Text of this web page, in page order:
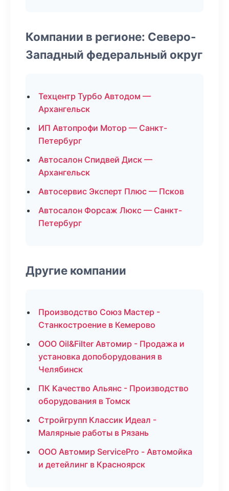
Компании в регионе: Северо-
Западный федеральный округ
Техцентр Турбо Автодом —
Архангельск
ИП Автопрофи Мотор — Санкт-
Петербург
Автосалон Спидвей Диск —
Архангельск
Автосервис Эксперт Плюс — Псков
Автосалон Форсаж Люкс — Санкт-
Петербург
Другие компании
Производство Союз Мастер -
Станкостроение в Кемерово
ООО Oil&Filter Автомир - Продажа и
установка допоборудования в
Челябинск
ПК Качество Альянс - Производство
оборудования в Томск
Стройгрупп Классик Идеал -
Малярные работы в Рязань
ООО Автомир ServicePro - Автомойка
и детейлинг в Красноярск